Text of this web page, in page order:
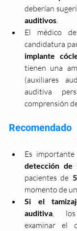
deberían
auditivos
El médico
implante
tienen una
(auxiliares
auditiva
comprensión
Recomendado
Es importante
detección de
pacientes de
momento de
Si el
auditiva ,
examinar el